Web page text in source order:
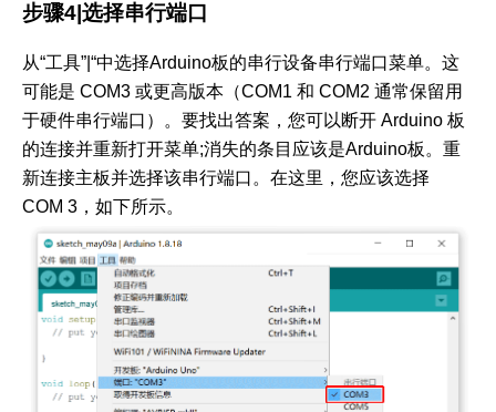
步骤4|选择串行端口
从“工具”|“中选择Arduino板的串行设备串行端口菜单。这
可能是 COM3 或更高版本（COM1 和 COM2 通常保留用
于硬件串行端口）。要找出答案，您可以断开 Arduino 板
的连接并重新打开菜单;消失的条目应该是Arduino板。重
新连接主板并选择该串行端口。在这里，您应该选择
COM 3，如下所示。